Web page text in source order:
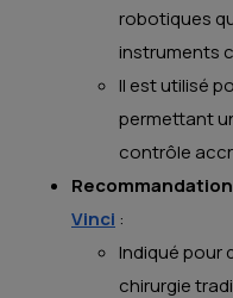
robotiques
instruments
Il est utilisé
permettant
contrôle
Vinci :
Indiqué pour
chirurgie